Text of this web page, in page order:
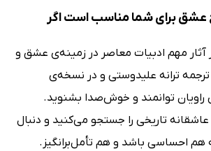
عشق برای شما مناسب است اگر
آثار مهم ادبیات معاصر در زمینه‌ی عشق و
ترجمه ترانه علیدوستی و در نسخه‌ی
راویان توانمند و خوش‌صدا بشنوید.
تاریخی را جستجو می‌کنید و دنبال
هم احساسی باشد و هم تأمل‌برانگیز.